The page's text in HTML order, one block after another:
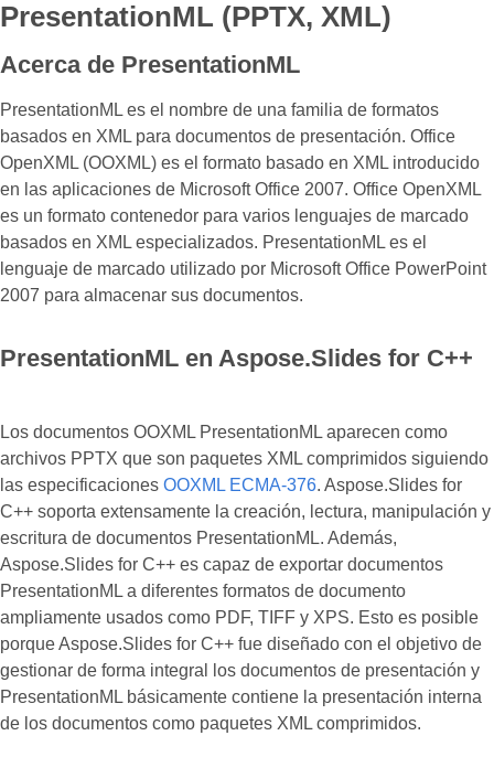
PresentationML (PPTX, XML)
Acerca de PresentationML
PresentationML es el nombre de una familia de formatos
basados en XML para documentos de presentación. Office
OpenXML (OOXML) es el formato basado en XML introducido
en las aplicaciones de Microsoft Office 2007. Office OpenXML
es un formato contenedor para varios lenguajes de marcado
basados en XML especializados. PresentationML es el
lenguaje de marcado utilizado por Microsoft Office PowerPoint
2007 para almacenar sus documentos.
PresentationML en Aspose.Slides for C++
Los documentos OOXML PresentationML aparecen como
archivos PPTX que son paquetes XML comprimidos siguiendo
las especificaciones OOXML ECMA-376. Aspose.Slides for
C++ soporta extensamente la creación, lectura, manipulación y
escritura de documentos PresentationML. Además,
Aspose.Slides for C++ es capaz de exportar documentos
PresentationML a diferentes formatos de documento
ampliamente usados como PDF, TIFF y XPS. Esto es posible
porque Aspose.Slides for C++ fue diseñado con el objetivo de
gestionar de forma integral los documentos de presentación y
PresentationML básicamente contiene la presentación interna
de los documentos como paquetes XML comprimidos.